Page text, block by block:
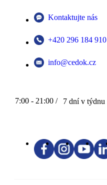
Kontaktujte nás
+420 296 184 910
info@cedok.cz
7:00 - 21:00 / 7 dní v týdnu